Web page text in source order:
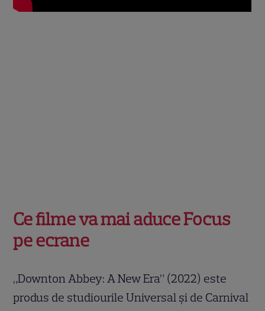
Ce filme va mai aduce Focus
pe ecrane
„Downton Abbey: A New Era” (2022) este
produs de studiourile Universal și de Carnival